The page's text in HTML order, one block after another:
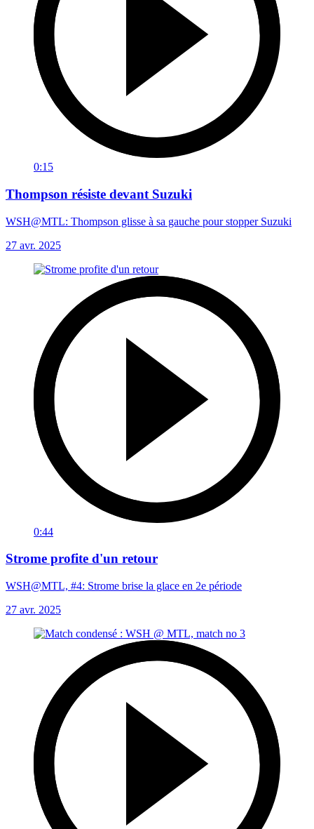
0:15
Thompson résiste devant Suzuki
WSH@MTL: Thompson glisse à sa gauche pour stopper Suzuki
27 avr. 2025
0:44
Strome profite d'un retour
WSH@MTL, #4: Strome brise la glace en 2e période
27 avr. 2025